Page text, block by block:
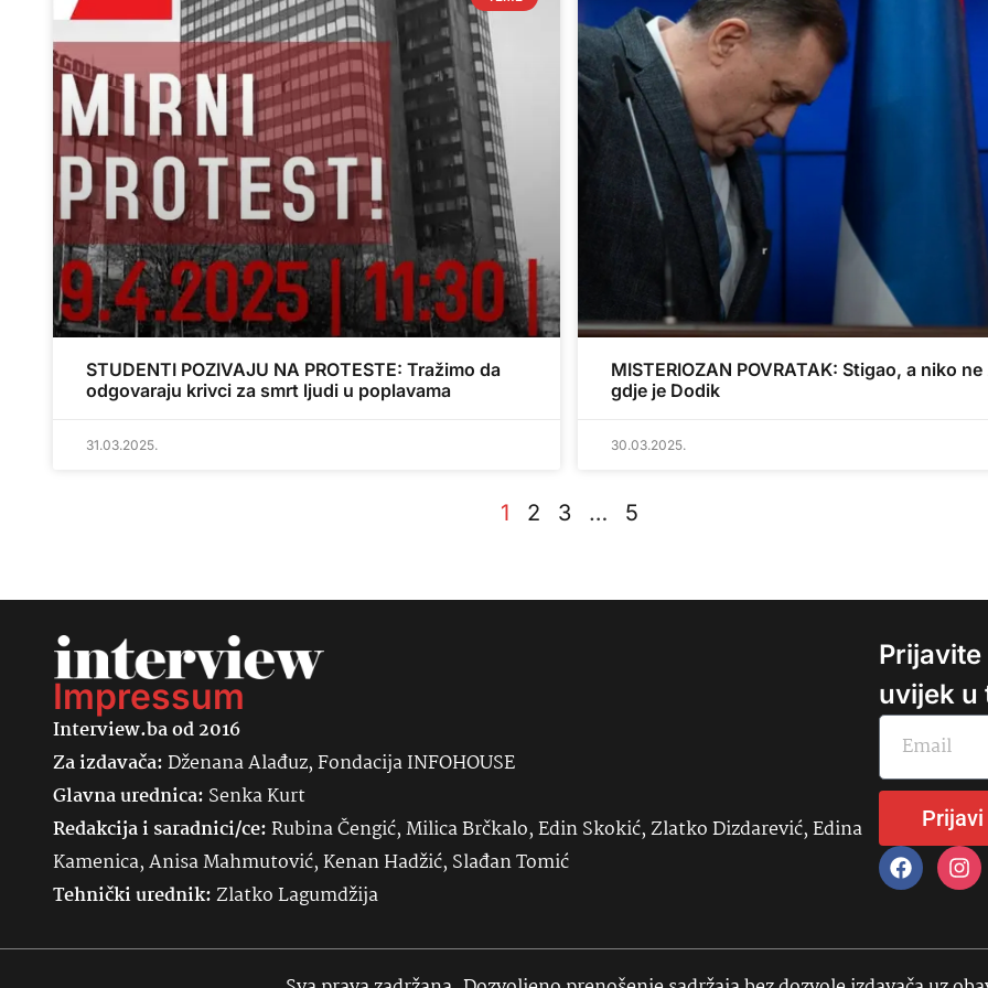
STUDENTI POZIVAJU NA PROTESTE: Tražimo da
odgovaraju krivci za smrt ljudi u poplavama
31.03.2025.
MISTERIOZAN POVRATAK: Stigao, a niko ne
gdje je Dodik
30.03.2025.
1 2 3 … 5
Impressum
Interview.ba od 2016
Za izdavača:Dženana Alađuz, Fondacija INFOHOUSE
Glavna urednica: SenkaKurt
Redakcija i saradnici/ce:Rubina Čengić, Milica Brčkalo, Edin Skokić, Zlatko Dizdarević, Edina
Kamenica, Anisa Mahmutović, Kenan Hadžić, Slađan Tomić
Tehnički urednik:Zlatko Lagumdžija
uvijek u
Prijavi